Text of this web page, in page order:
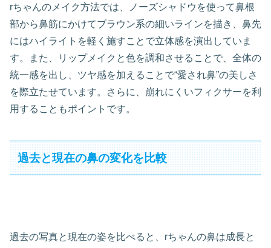
rちゃんのメイク方法では、ノーズシャドウを使って鼻根
部から鼻筋にかけてブラウン系の細いラインを描き、鼻先
にはハイライトを軽く施すことで立体感を演出していま
す。また、リップメイクと色を調和させることで、全体の
統一感を出し、ツヤ感を加えることで“愛され鼻”の美しさ
を際立たせています。さらに、崩れにくいフィクサーを利
用することもポイントです。
過去と現在の鼻の変化を比較
過去の写真と現在の姿を比べると、rちゃんの鼻は成長と